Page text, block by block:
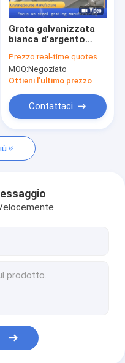
Grata galvanizzata
bianca d'argento
barra di griglia del
metallo per la
raffineria
Prezzo:real-time quotes
MOQ:Negoziato
Ottieni l'ultimo prezzo
Contattaci